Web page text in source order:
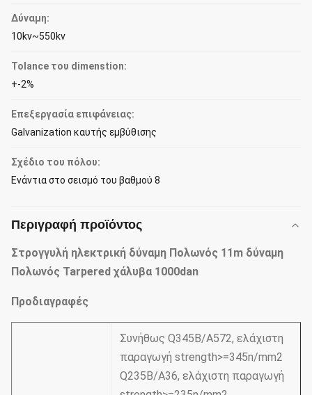
Δύναμη:
10kv~550kv
Tolance του dimenstion:
+-2%
Επεξεργασία επιφάνειας:
Galvanization καυτής εμβύθισης
Σχέδιο του πόλου:
Ενάντια στο σεισμό του βαθμού 8
Περιγραφή προϊόντος
Στρογγυλή ηλεκτρική δύναμη Πολωνός 11m δύναμη
Πολωνός Tarpered χάλυβα 1000dan
Προδιαγραφές
Συνήθως Q345B/A572, ελάχιστη
παραγωγή strength>=345n/mm2
Q235B/A36, ελάχιστη παραγωγή